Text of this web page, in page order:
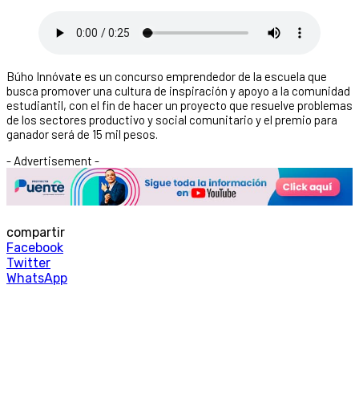
Búho Innóvate es un concurso emprendedor de la escuela que
busca promover una cultura de inspiración y apoyo a la comunidad
estudiantil, con el fin de hacer un proyecto que resuelve problemas
de los sectores productivo y social comunitario y el premio para
ganador será de 15 mil pesos.
- Advertisement -
compartir
Facebook
Twitter
WhatsApp